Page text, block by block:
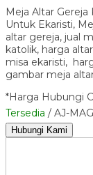
Meja Altar
Untuk Ekaristi,
altar gereja, jual
katolik, harga
misa ekaristi,
gambar meja
*Harga Hubungi
Tersedia / AJ-
Hubungi Kami